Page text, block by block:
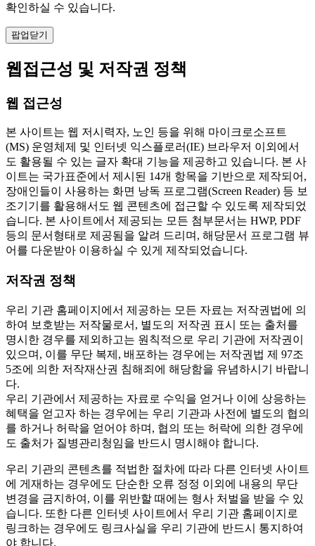
확인하실 수 있습니다.
팝업닫기
웹접근성 및 저작권 정책
웹 접근성
본 사이트는 웹 저시력자, 노인 등을 위해 마이크로소프트
(MS) 운영체제 및 인터넷 익스플로러(IE) 브라우저 이외에서
도 활용될 수 있는 글자 확대 기능을 제공하고 있습니다. 본 사
이트는 국가표준에서 제시된 14개 항목을 기반으로 제작되어,
장애인들이 사용하는 화면 낭독 프로그램(Screen Reader) 등 보
조기기를 활용해서도 웹 콘텐츠에 접근할 수 있도록 제작되었
습니다. 본 사이트에서 제공되는 모든 첨부문서는 HWP, PDF
등의 문서형태로 제공됨을 알려 드리며, 해당문서 프로그램 뷰
어를 다운받아 이용하실 수 있게 제작되었습니다.
저작권 정책
우리 기관 홈페이지에서 제공하는 모든 자료는 저작권법에 의
하여 보호받는 저작물로서, 별도의 저작권 표시 또는 출처를
명시한 경우를 제외하고는 원칙적으로 우리 기관에 저작권이
있으며, 이를 무단 복제, 배포하는 경우에는 저작권법 제 97조
5조에 의한 저작재산권 침해죄에 해당함을 유념하시기 바랍니
다.
우리 기관에서 제공하는 자료로 수익을 얻거나 이에 상응하는
혜택을 얻고자 하는 경우에는 우리 기관과 사전에 별도의 협의
를 하거나 허락을 얻어야 하며, 협의 또는 허락에 의한 경우에
도 출처가 질병관리청임을 반드시 명시해야 합니다.
우리 기관의 콘텐츠를 적법한 절차에 따라 다른 인터넷 사이트
에 게재하는 경우에도 단순한 오류 정정 이외에 내용의 무단
변경을 금지하여, 이를 위반할 때에는 형사 처벌을 받을 수 있
습니다. 또한 다른 인터넷 사이트에서 우리 기관 홈페이지로
링크하는 경우에도 링크사실을 우리 기관에 반드시 통지하여
야 합니다.